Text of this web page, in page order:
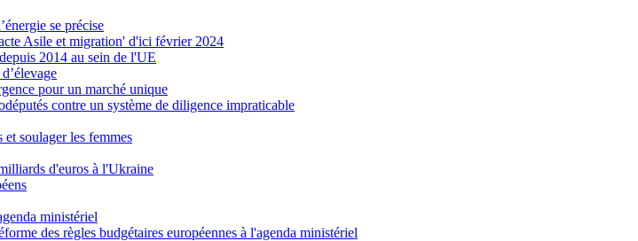
se précise
Asile et migration' d'ici février 2024
2014 au sein de l'UE
pour un marché unique
contre un système de diligence impraticable
soulager les femmes
d'euros à l'Ukraine
ministériel
des règles budgétaires européennes à l'agenda ministériel